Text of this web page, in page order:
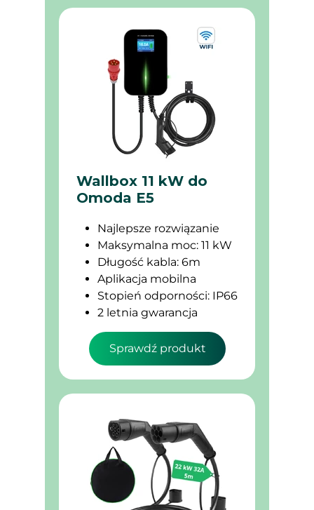
Sprawdź produkt
Wallbox 11 kW do
Omoda E5
Najlepsze rozwiązanie
Maksymalna moc: 11 kW
Długość kabla: 6m
Aplikacja mobilna
Stopień odporności: IP66
2 letnia gwarancja